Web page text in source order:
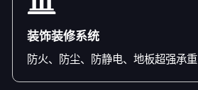
装饰装修系统
防火、防尘、防静电、地板超强承重